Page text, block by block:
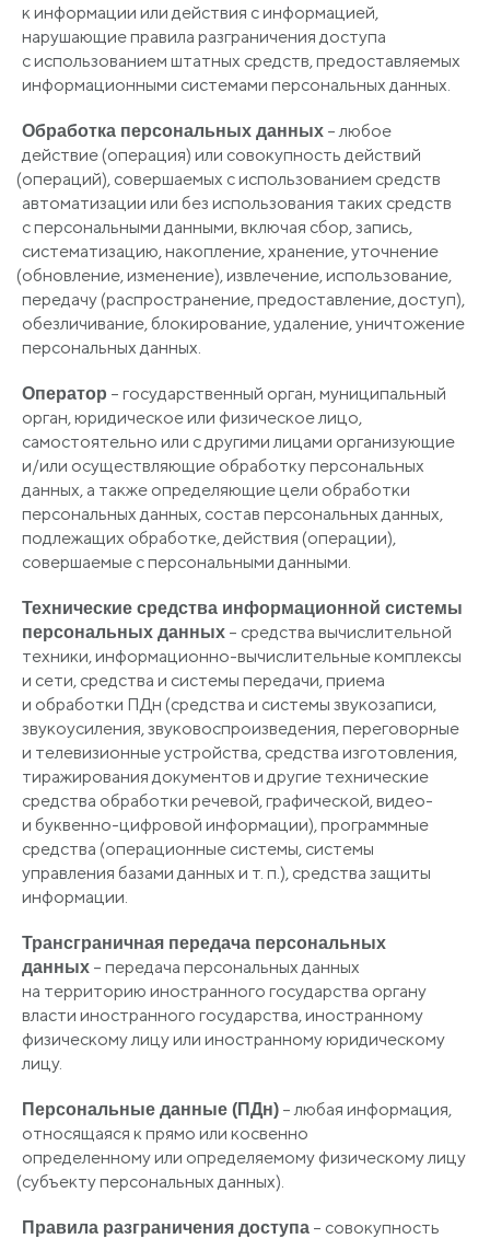
к информации или действия с информацией,
нарушающие правила разграничения доступа
с использованием штатных средств, предоставляемых
информационными системами персональных данных.
Обработка персональных данных – любое
действие (операция) или совокупность действий
(операций), совершаемых с использованием средств
автоматизации или без использования таких средств
с персональными данными, включая сбор, запись,
систематизацию, накопление, хранение, уточнение
(обновление, изменение), извлечение, использование,
передачу (распространение, предоставление, доступ),
обезличивание, блокирование, удаление, уничтожение
персональных данных.
Оператор – государственный орган, муниципальный
орган, юридическое или физическое лицо,
самостоятельно или с другими лицами организующие
и/или осуществляющие обработку персональных
данных, а также определяющие цели обработки
персональных данных, состав персональных данных,
подлежащих обработке, действия (операции),
совершаемые с персональными данными.
Технические средства информационной системы
персональных данных – средства вычислительной
техники, информационно-вычислительные комплексы
и сети, средства и системы передачи, приема
и обработки ПДн (средства и системы звукозаписи,
звукоусиления, звуковоспроизведения, переговорные
и телевизионные устройства, средства изготовления,
тиражирования документов и другие технические
средства обработки речевой, графической, видео-
и буквенно-цифровой информации), программные
средства (операционные системы, системы
управления базами данных и т. п.), средства защиты
информации.
Трансграничная передача персональных
данных – передача персональных данных
на территорию иностранного государства органу
власти иностранного государства, иностранному
физическому лицу или иностранному юридическому
лицу.
Персональные данные (ПДн) – любая информация,
относящаяся к прямо или косвенно
определенному или определяемому физическому лицу
(субъектуперсональных данных).
Правила разграничения доступа – совокупность